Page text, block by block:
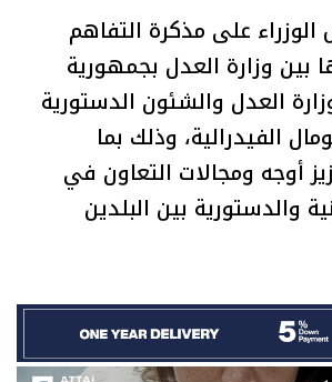
على مذكرة التفاهم
بين وزارة العدل بجمهورية
العدل والشئون الدستورية
الفيدرالية، وذلك بما
أوجه ومجالات التعاون في
والدستورية بين البلدين